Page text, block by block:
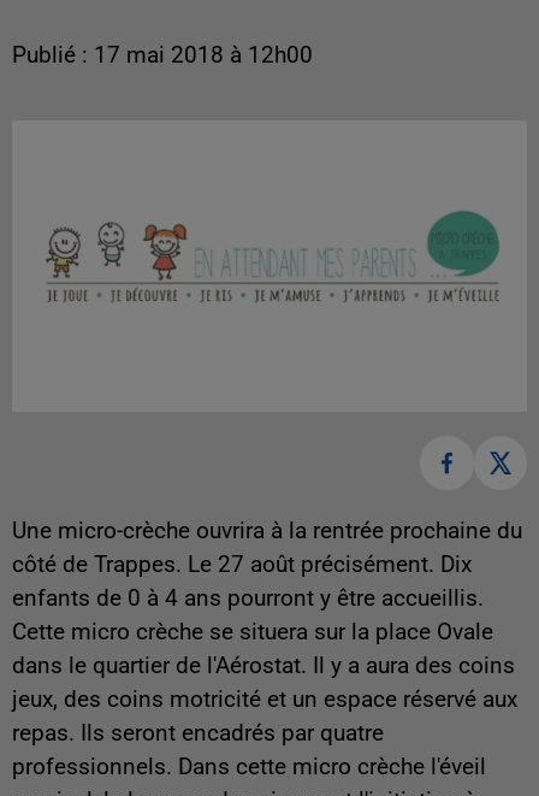
Publié : 17 mai 2018 à 12h00
Une micro-crèche ouvrira à la rentrée prochaine du
côté de Trappes. Le 27 août précisément. Dix
enfants de 0 à 4 ans pourront y être accueillis.
Cette micro crèche se situera sur la place Ovale
dans le quartier de l'Aérostat. Il y a aura des coins
jeux, des coins motricité et un espace réservé aux
repas. Ils seront encadrés par quatre
professionnels. Dans cette micro crèche l'éveil